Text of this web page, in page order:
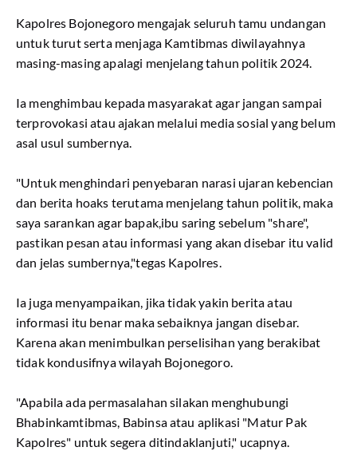
Kapolres Bojonegoro mengajak seluruh tamu undangan
untuk turut serta menjaga Kamtibmas diwilayahnya
masing-masing apalagi menjelang tahun politik 2024.
Ia menghimbau kepada masyarakat agar jangan sampai
terprovokasi atau ajakan melalui media sosial yang belum
asal usul sumbernya.
"Untuk menghindari penyebaran narasi ujaran kebencian
dan berita hoaks terutama menjelang tahun politik, maka
saya sarankan agar bapak,ibu saring sebelum "share",
pastikan pesan atau informasi yang akan disebar itu valid
dan jelas sumbernya,"tegas Kapolres.
Ia juga menyampaikan, jika tidak yakin berita atau
informasi itu benar maka sebaiknya jangan disebar.
Karena akan menimbulkan perselisihan yang berakibat
tidak kondusifnya wilayah Bojonegoro.
"Apabila ada permasalahan silakan menghubungi
Bhabinkamtibmas, Babinsa atau aplikasi "Matur Pak
Kapolres" untuk segera ditindaklanjuti," ucapnya.